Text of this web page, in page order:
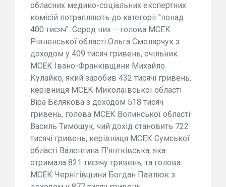
обласних медико-соціальних експертних
комісій потрапляють до категорії "понад
400 тисяч". Серед них – голова МСЕК
Рівненської області Ольга Смолярчук з
доходом у 409 тисяч гривень, очільник
МСЕК Івано-Франківщини Михайло
Кулайко, який заробив 432 тисячі гривень,
керівниця МСЕК Миколаївської області
Віра Бєлякова з доходом 518 тисяч
гривень, голова МСЕК Волинської області
Василь Тимощук, чий дохід становить 722
тисячі гривень, керівниця МСЕК Сумської
області Валентина П'янтківська, яка
отримала 821 тисячу гривень, та голова
МСЕК Чернігівщини Богдан Павлюк з